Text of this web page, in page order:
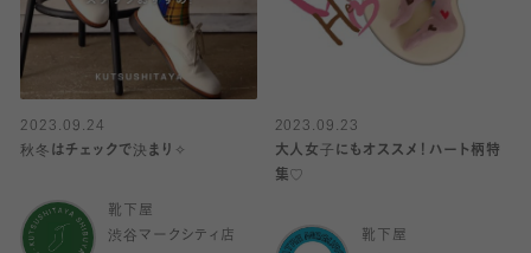
2023.09.24
秋冬はチェックで決まり✧
靴下屋
渋谷マークシティ店
2023.09.23
大人女子にもオススメ！ハート柄特
集♡
靴下屋